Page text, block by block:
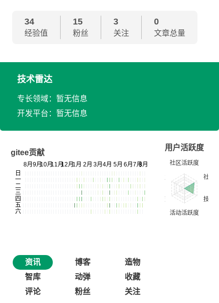
34
经验值
15
粉丝
3
关注
0
文章总量
技术雷达
专长领域：暂无信息
开发平台：暂无信息
gitee贡献
用户活跃度
资讯 博客
造物
智库
动弹
收藏
评论
粉丝 关注